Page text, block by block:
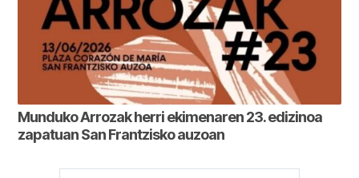
Munduko Arrozak herri ekimenaren 23. edizinoa
zapatuan San Frantzisko auzoan